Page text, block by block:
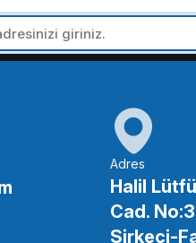
328,94 TL
SEPETE EKLE
OEM Marka DR90 Doksan
Adres
Halil
Cad.
Sirkeci-